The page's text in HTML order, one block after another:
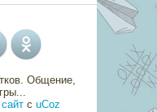
Общение,
с uCoz